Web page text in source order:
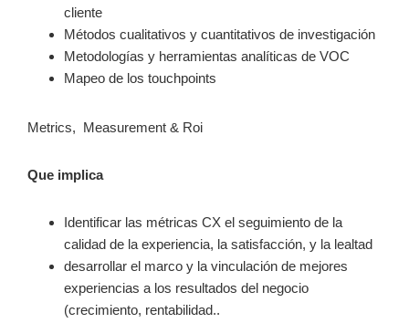
cliente
Métodos cualitativos y cuantitativos de investigación
Metodologías y herramientas analíticas de VOC
Mapeo de los touchpoints
Metrics, Measurement & Roi
Que implica
Identificar las métricas CX el seguimiento de la
calidad de la experiencia, la satisfacción, y la lealtad
desarrollar el marco y la vinculación de mejores
experiencias a los resultados del negocio
(crecimiento, rentabilidad..